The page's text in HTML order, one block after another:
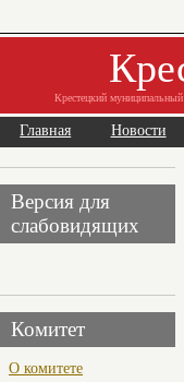
Крестецкий
Главная Новости
Версия для
слабовидящих
Комитет
О комитете